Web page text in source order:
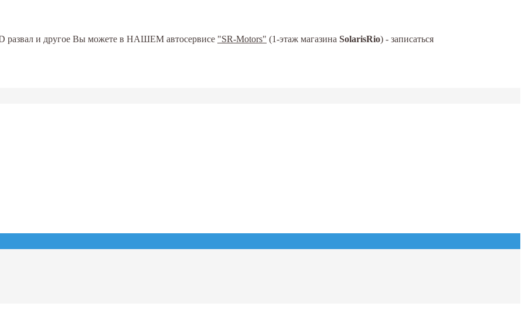
развал и другое Вы можете в НАШЕМ автосервисе "SR-Motors" (1-этаж магазина SolarisRio) - записаться